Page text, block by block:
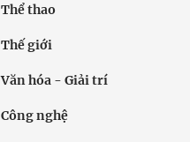
Thể thao
Thế giới
Văn hóa - Giải trí
Công nghệ